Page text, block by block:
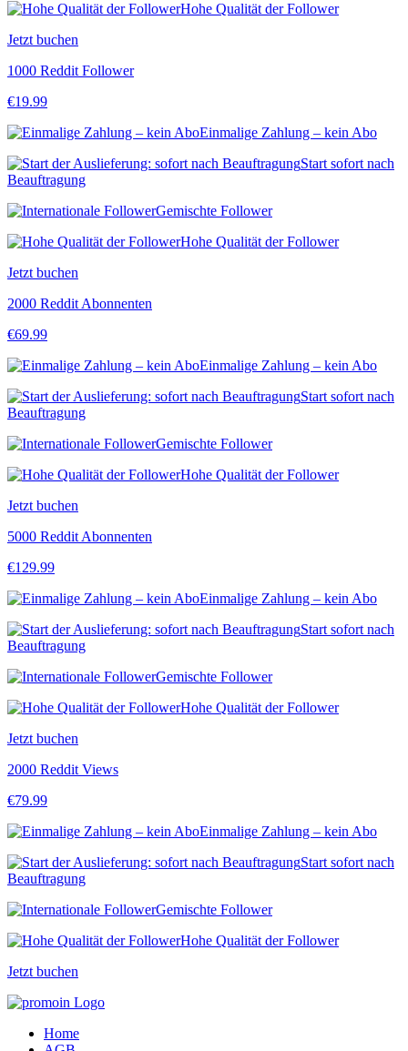
Hohe Qualität der Follower
Jetzt buchen
1000 Reddit Follower
€19.99
Einmalige Zahlung – kein Abo
Start sofort nach
Beauftragung
Gemischte Follower
Hohe Qualität der Follower
Jetzt buchen
2000 Reddit Abonnenten
€69.99
Einmalige Zahlung – kein Abo
Start sofort nach
Beauftragung
Gemischte Follower
Hohe Qualität der Follower
Jetzt buchen
5000 Reddit Abonnenten
€129.99
Einmalige Zahlung – kein Abo
Start sofort nach
Beauftragung
Gemischte Follower
Hohe Qualität der Follower
Jetzt buchen
2000 Reddit Views
€79.99
Einmalige Zahlung – kein Abo
Start sofort nach
Beauftragung
Gemischte Follower
Hohe Qualität der Follower
Jetzt buchen
Home